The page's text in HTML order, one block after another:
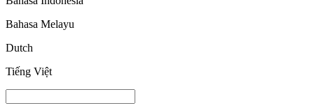
Bahasa Melayu
Dutch
Tiếng Việt